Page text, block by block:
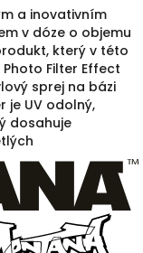
a inovativním
v dóze o objemu
který v této
Filter Effect
sprej na bázi
je UV odolný,
dosahuje